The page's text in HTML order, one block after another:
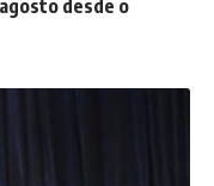
desde o